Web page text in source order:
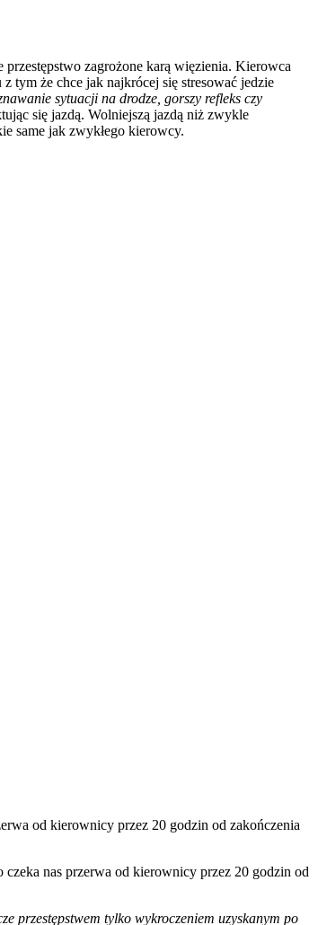
zagrożone karą więzienia. Kierowca
tym że chce jak najkrócej się stresować jedzie
sytuacji na drodze, gorszy refleks czy
się jazdą. Wolniejszą jazdą niż zwykle
same jak zwykłego kierowcy.
od kierownicy przez 20 godzin od zakończenia
nas przerwa od kierownicy przez 20 godzin od
przestępstwem tylko wykroczeniem uzyskanym po